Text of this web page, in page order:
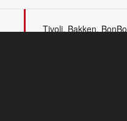
Tivoli, Bakken,